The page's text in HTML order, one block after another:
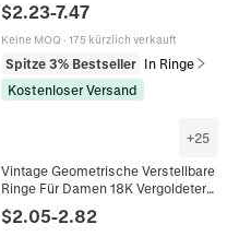
Minimalistischer Schmuck Für
Damen
$2.23-7.47
Keine MOQ · 175 kürzlich verkauft
Spitze 3% Bestseller In Ringe
Kostenloser Versand
+25
Vintage Geometrische Verstellbare
Ringe Für Damen 18K Vergoldeter
Edelstahl Naturstein Retro
Schmuck Bohemischer Stil
$2.05-2.82